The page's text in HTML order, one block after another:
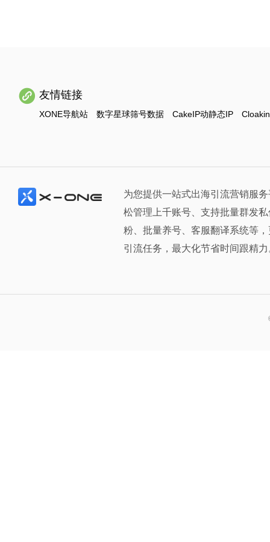
友情链接
XONE导航站 数字星球筛号数据 CakeIP动静态IP
为您提供一站式出海引流营销服
松管理上千账号、支持批量群发
粉、批量养号、客服翻译系统等
引流任务，最大化节省时间跟精力